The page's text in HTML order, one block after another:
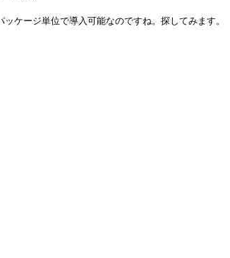
ッケージ単位で導入可能なのですね。探してみます。